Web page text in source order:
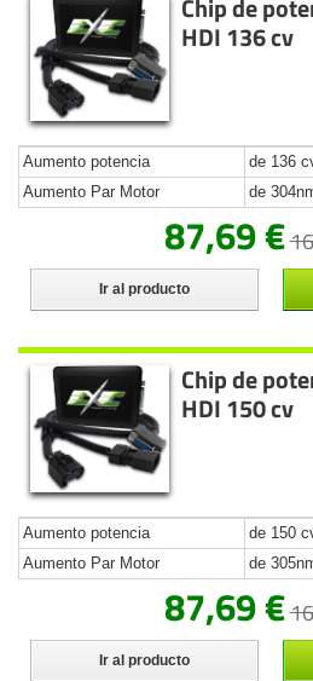
Chip de
HDI 136 cv
Aumento potencia de 136
Aumento Par Motor
de
87,69 €
Ir al producto
Chip de
HDI 150 cv
Aumento potencia de 150
Aumento Par Motor
de
87,69 €
Ir al producto